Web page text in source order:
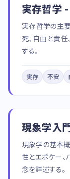
実存哲学 -
実存哲学の主
死、自由と責
する。
実存 不安
現象学入
現象学の基本
性とエポケー
念を詳述する。